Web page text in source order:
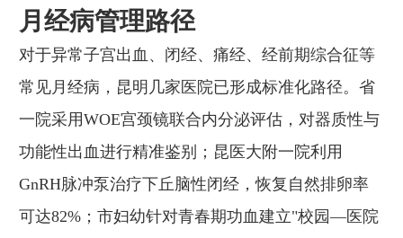
月经病管理路径
对于异常子宫出血、闭经、痛经、经前期综合征等
常见月经病，昆明几家医院已形成标准化路径。省
一院采用WOE宫颈镜联合内分泌评估，对器质性与
功能性出血进行精准鉴别；昆医大附一院利用
GnRH脉冲泵治疗下丘脑性闭经，恢复自然排卵率
可达82%；市妇幼针对青春期功血建立"校园—医院